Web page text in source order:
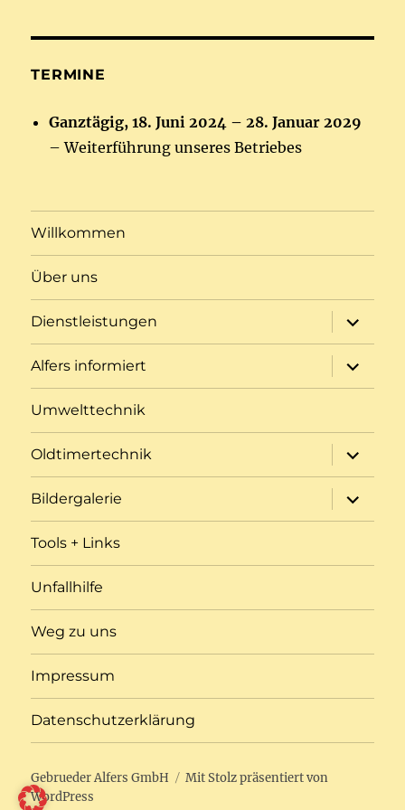
TERMINE
Ganztägig,18. Juni 2024 – 28. Januar 2029
– Weiterführung unseres Betriebes
Willkommen
Über uns
Dienstleistungen
öffnen
Alfers informiert
öffnen
Umwelttechnik
Oldtimertechnik
öffnen
Bildergalerie
öffnen
Tools + Links
Unfallhilfe
Weg zu uns
Impressum
Datenschutzerklärung
Gebrueder Alfers GmbH
Mit Stolz präsentiert von
WordPress